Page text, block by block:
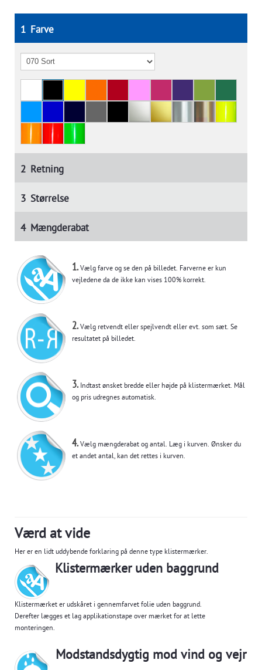
1 Farve
2 Retning
3 Størrelse
4 Mængderabat
1.Vælg farve og se den på billedet. Farverne er kun
vejledene da de ikke kan vises 100% korrekt.
2.Vælg retvendt eller spejlvendt eller evt. som sæt. Se
resultatet på billedet.
3.Indtast ønsket bredde eller højde på klistermærket. Mål
og pris udregnes automatisk.
4.Vælg mængderabat og antal. Læg i kurven. Ønsker du
et andet antal, kan det rettes i kurven.
Værd at vide
Her er en lidt uddybende forklaring på denne type klistermærker.
Klistermærker uden baggrund
Klistermærket er udskåret i gennemfarvet folie uden baggrund.
Derefter lægges et lag applikationstape over mærket for at lette
monteringen.
Modstandsdygtig mod vind og vejr